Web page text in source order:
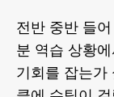
전반 중반 들
분 역습 상황
기회를 잡는가